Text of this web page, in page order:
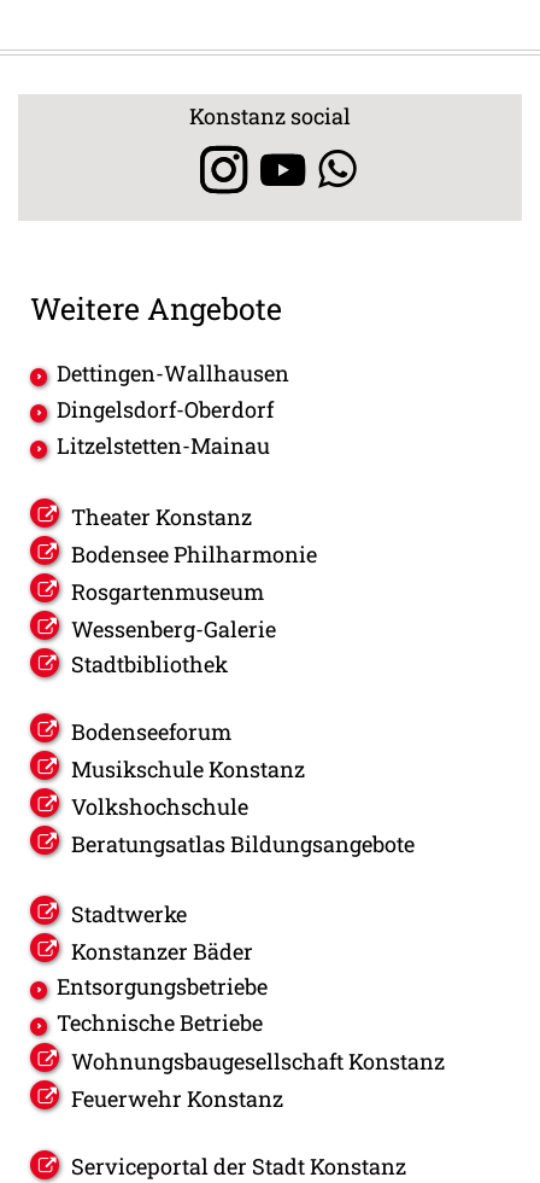
Konstanz social
Weitere Angebote
Dettingen-Wallhausen
Dingelsdorf-Oberdorf
Litzelstetten-Mainau
Theater Konstanz
Bodensee Philharmonie
Rosgartenmuseum
Wessenberg-Galerie
Stadtbibliothek
Bodenseeforum
Musikschule Konstanz
Volkshochschule
Beratungsatlas Bildungsangebote
Stadtwerke
Konstanzer Bäder
Entsorgungsbetriebe
Technische Betriebe
Wohnungsbaugesellschaft Konstanz
Feuerwehr Konstanz
Serviceportal der Stadt Konstanz